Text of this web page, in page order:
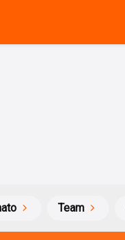
Team